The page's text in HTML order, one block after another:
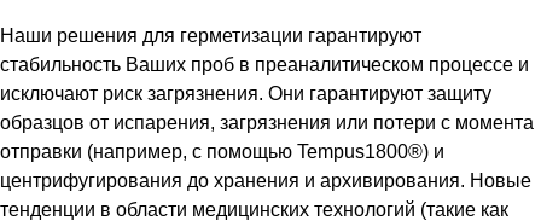
Наши решения для герметизации гарантируют
стабильность Ваших проб в преаналитическом процессе и
исключают риск загрязнения. Они гарантируют защиту
образцов от испарения, загрязнения или потери с момента
отправки (например, с помощью Tempus1800®) и
центрифугирования до хранения и архивирования. Новые
тенденции в области медицинских технологий (такие как